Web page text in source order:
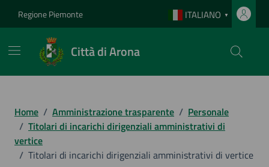
Regione Piemonte ITALIANO ▼
Città di Arona
Home / Amministrazione trasparente / Personale
/ Titolari di incarichi dirigenziali amministrativi di
vertice
/ Titolari di incarichi dirigenziali amministrativi di vertice